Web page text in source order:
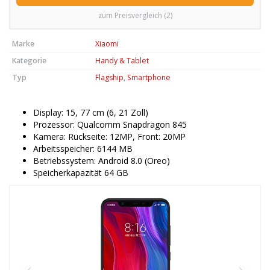
zum Preisvergleich (2)
Marke
Xiaomi
Kategorie
Handy & Tablet
Typ
Flagship, Smartphone
Display: 15, 77 cm (6, 21 Zoll)
Prozessor: Qualcomm Snapdragon 845
Kamera: Rückseite: 12MP, Front: 20MP
Arbeitsspeicher: 6144 MB
Betriebssystem: Android 8.0 (Oreo)
Speicherkapazität 64 GB